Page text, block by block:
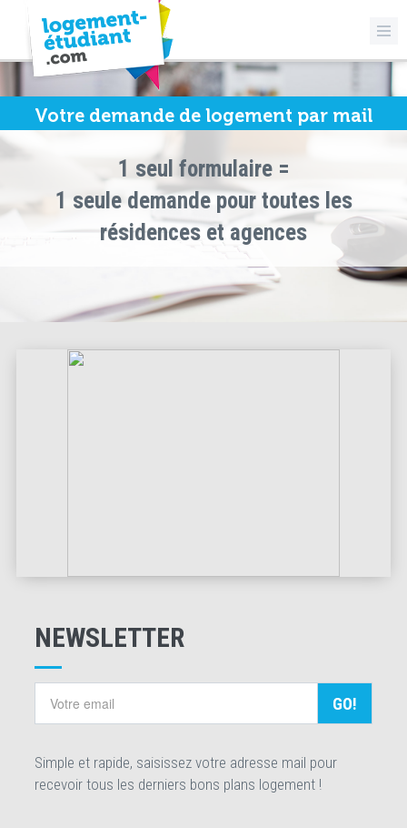
Votre demande de logement par mail
1 seul formulaire =
1 seule demande pour toutes les
résidences et agences
NEWSLETTER
GO!
Simple et rapide, saisissez votre adresse mail pour
recevoir tous les derniers bons plans logement !